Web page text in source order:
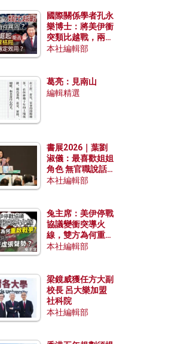
國際關係學者孔永
樂博士：將美伊衝
突類比越戰，兩者
有何異同？中國崛
本社編輯部
葛亮：見南山
編輯精選
書展2026｜葉劉
淑儀：最喜歡姐姐
角色 無官職說話
包袱少
本社編輯部
兔主席：美伊停戰
協議變衝突導火
線，雙方為何重啟
戰爭？伊朗一早洞
本社編輯部
梁鏡威獲任方大副
校長 呂大樂加盟
社科院
本社編輯部